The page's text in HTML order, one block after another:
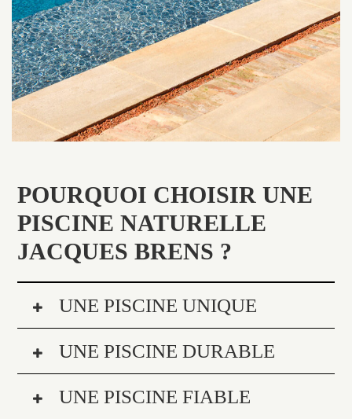
POURQUOI CHOISIR UNE
PISCINE NATURELLE
JACQUES BRENS ?
UNE PISCINE UNIQUE
UNE PISCINE DURABLE
UNE PISCINE FIABLE